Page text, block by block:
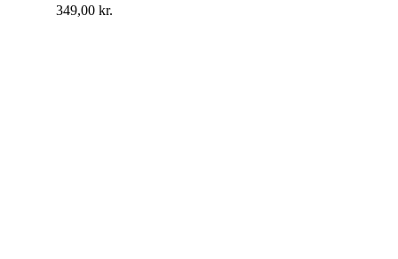
349,00 kr.